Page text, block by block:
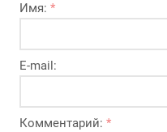
Имя: *
E-mail:
Комментарий: *